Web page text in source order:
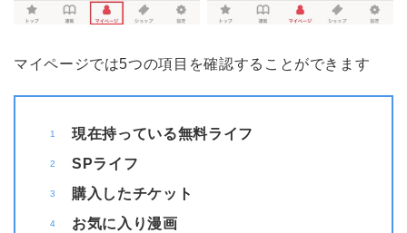
マイページでは5つの項目を確認することができます
現在持っている無料ライフ
SPライフ
購入したチケット
お気に入り漫画